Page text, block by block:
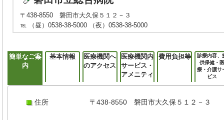
〒438-8550 磐田市大久保５１２－３
℡ （昼）0538-38-5000 （夜）0538-38-5000
簡単なご案
内
基本情報
医療機関へ
のアクセス
医療機関内
サービス・
アメニティ
費用負担等
診療内容、
供保健・
療・介護サ
ビス
住所 〒438-8550 磐田市大久保５１２－３